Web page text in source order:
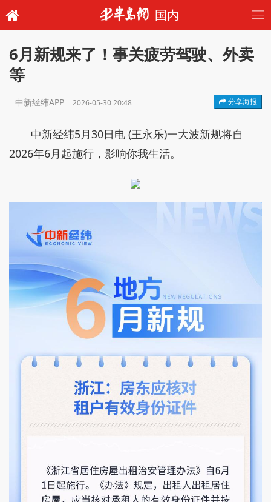
国内
6月新规来了！事关疲劳驾驶、外卖
等
中新经纬APP 2026-05-30 20:48 分享海报
中新经纬5月30日电 (王永乐)一大波新规将自
2026年6月起施行，影响你我生活。